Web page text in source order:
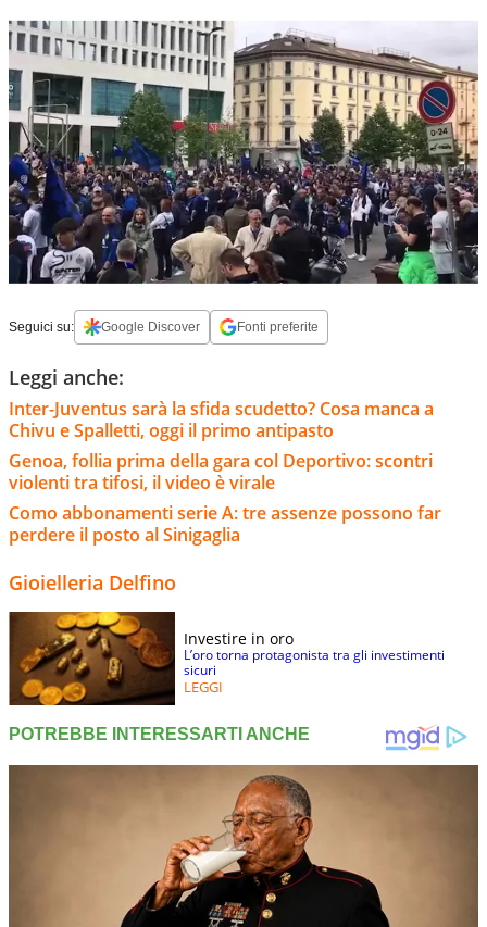
Seguici su: Google Discover Fonti preferite
Leggi anche:
Inter-Juventus sarà la sfida scudetto? Cosa manca a
Chivu e Spalletti, oggi il primo antipasto
Genoa, follia prima della gara col Deportivo: scontri
violenti tra tifosi, il video è virale
Como abbonamenti serie A: tre assenze possono far
perdere il posto al Sinigaglia
Gioielleria Delfino
Investire in oro
L’oro torna protagonista tra gli investimenti
sicuri
LEGGI